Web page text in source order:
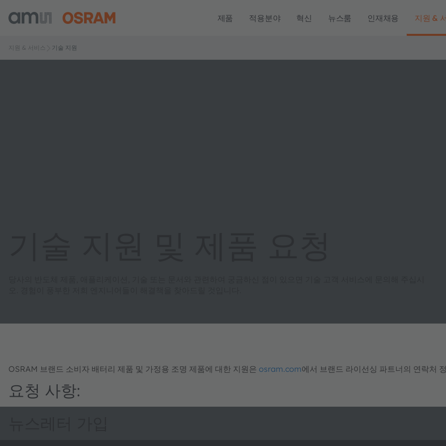
제품 적용분야 혁신 뉴스룸 인재채용 지원 &
지원 & 서비스 기술 지원
OSRAM 브랜드 소비자 배터리 제품 및 가정용 조명 제품에 대한 지원은 osram.com에서 브랜드 라이선싱 파트너의 연락처
요청 사항: